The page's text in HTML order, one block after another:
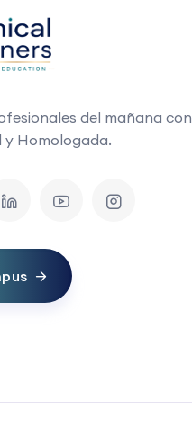
del mañana con
Homologada.